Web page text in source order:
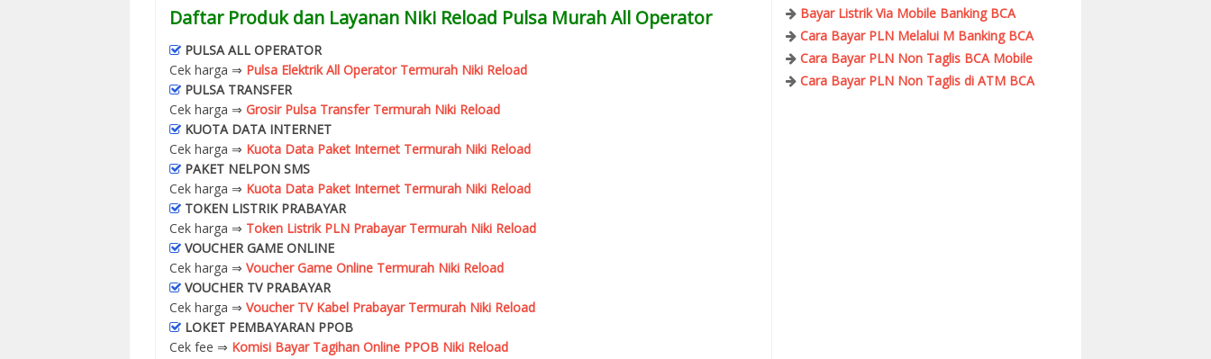
Daftar Produk dan Layanan Niki Reload Pulsa Murah All Operator
PULSA ALL OPERATOR
Cek harga ⇒ Pulsa Elektrik All Operator Termurah Niki Reload
PULSA TRANSFER
Cek harga ⇒ Grosir Pulsa Transfer Termurah Niki Reload
KUOTA DATA INTERNET
Cek harga ⇒ Kuota Data Paket Internet Termurah Niki Reload
PAKET NELPON SMS
Cek harga ⇒ Kuota Data Paket Internet Termurah Niki Reload
TOKEN LISTRIK PRABAYAR
Cek harga ⇒ Token Listrik PLN Prabayar Termurah Niki Reload
VOUCHER GAME ONLINE
Cek harga ⇒ Voucher Game Online Termurah Niki Reload
VOUCHER TV PRABAYAR
Cek harga ⇒ Voucher TV Kabel Prabayar Termurah Niki Reload
LOKET PEMBAYARAN PPOB
Cek fee ⇒ Komisi Bayar Tagihan Online PPOB Niki Reload
Bayar Listrik Via Mobile Banking BCA
Cara Bayar PLN Melalui M Banking BCA
Cara Bayar PLN Non Taglis BCA Mobile
Cara Bayar PLN Non Taglis di ATM BCA